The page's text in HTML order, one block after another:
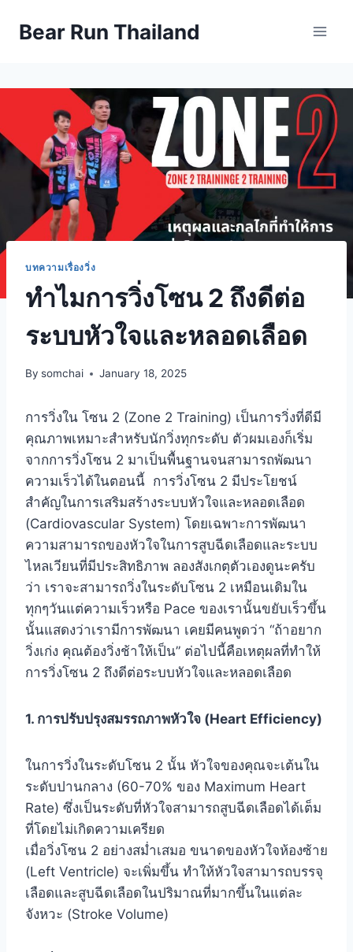
Bear Run Thailand
บทความเรื่องวิ่ง
ทำไมการวิ่งโซน 2 ถึงดีต่อ
ระบบหัวใจและหลอดเลือด
By somchai January 18, 2025
การวิ่งใน โซน 2 (Zone 2 Training) เป็นการวิ่งที่ดีมี
คุณภาพเหมาะสำหรับนักวิ่งทุกระดับ ตัวผมเองก็เริ่ม
จากการวิ่งโซน 2 มาเป็นพื้นฐานจนสามารถพัฒนา
ความเร็วได้ในตอนนี้ การวิ่งโซน 2 มีประโยชน์
สำคัญในการเสริมสร้างระบบหัวใจและหลอดเลือด
(Cardiovascular System) โดยเฉพาะการพัฒนา
ความสามารถของหัวใจในการสูบฉีดเลือดและระบบ
ไหลเวียนที่มีประสิทธิภาพ ลองสังเกตุตัวเองดูนะครับ
ว่า เราจะสามารถวิ่งในระดับโซน 2 เหมือนเดิมใน
ทุกๆวันแต่ความเร็วหรือ Pace ของเรานั้นขยับเร็วขึ้น
นั้นแสดงว่าเรามีการพัฒนา เคยมีคนพูดว่า “ถ้าอยาก
วิ่งเก่ง คุณต้องวิ่งช้าให้เป็น” ต่อไปนี้คือเหตุผลที่ทำให้
การวิ่งโซน 2 ถึงดีต่อระบบหัวใจและหลอดเลือด
1. การปรับปรุงสมรรถภาพหัวใจ (Heart Efficiency)
ในการวิ่งในระดับโซน 2 นั้น หัวใจของคุณจะเต้นใน
ระดับปานกลาง (60-70% ของ Maximum Heart
Rate) ซึ่งเป็นระดับที่หัวใจสามารถสูบฉีดเลือดได้เต็ม
ที่โดยไม่เกิดความเครียด
เมื่อวิ่งโซน 2 อย่างสม่ำเสมอ ขนาดของหัวใจห้องซ้าย
(Left Ventricle) จะเพิ่มขึ้น ทำให้หัวใจสามารถบรรจุ
เลือดและสูบฉีดเลือดในปริมาณที่มากขึ้นในแต่ละ
จังหวะ (Stroke Volume)